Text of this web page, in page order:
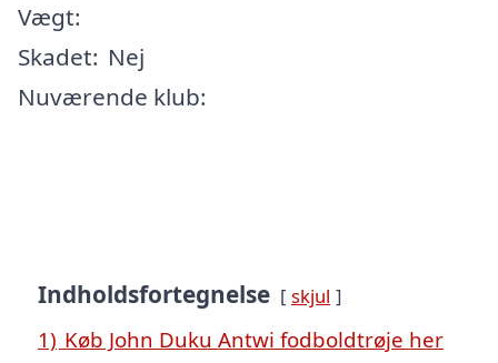
Vægt:
Skadet: Nej
Nuværende klub:
Indholdsfortegnelse skjul
1) Køb John Duku Antwi fodboldtrøje her